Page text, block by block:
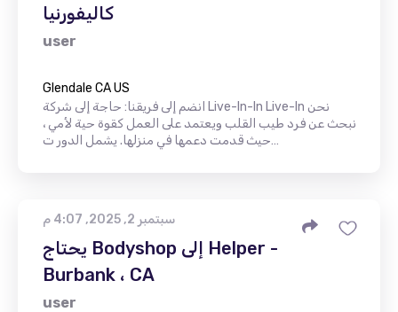
كاليفورنيا
user
Glendale CA US
انضم إلى فريقنا: حاجة إلى شركة Live-In-In Live-In نحن
نبحث عن فرد طيب القلب ويعتمد على العمل كقوة حية لأمي ،
حيث قدمت دعمها في منزلها. يشمل الدور ت…
سبتمبر 2, 2025, 4:07 م
يحتاج Bodyshop إلى Helper -
Burbank ، CA
user